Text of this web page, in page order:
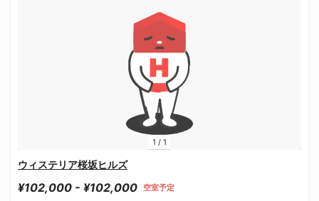
1 / 1
ウィステリア桜坂ヒルズ
¥102,000 - ¥102,000 空室予定